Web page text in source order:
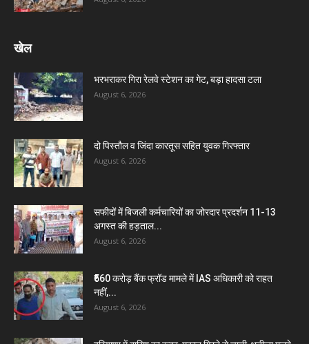
खेल
भरभराकर गिरा रेलवे स्टेशन का गेट, बड़ा हादसा टला
August 6, 2026
दो पिस्तौल व जिंदा कारतूस सहित युवक गिरफ्तार
August 6, 2026
सफीदों में बिजली कर्मचारियों का जोरदार प्रदर्शन 11-13
अगस्त की हड़ताल...
August 6, 2026
₹560 करोड़ बैंक फ्रॉड मामले में IAS अधिकारी को राहत
नहीं,...
August 6, 2026